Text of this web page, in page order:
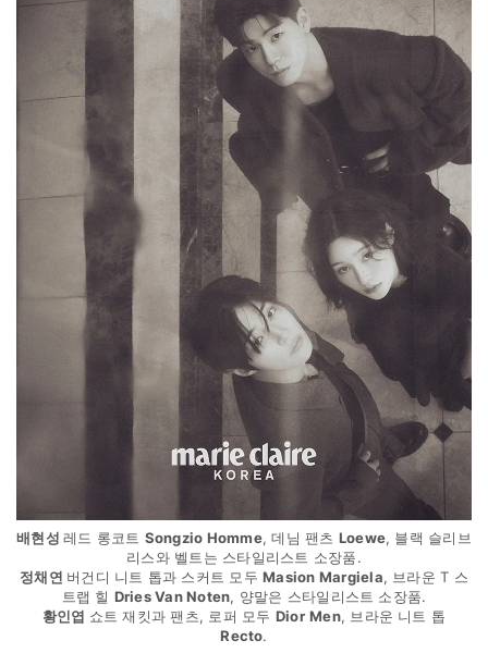
배현성레드 롱코트 Songzio Homme, 데님 팬츠 Loewe, 블랙 슬리브
리스와 벨트는 스타일리스트 소장품.
정채연 버건디 니트 톱과 스커트 모두Masion Margiela, 브라운 T 스
트랩 힐 Dries Van Noten, 양말은 스타일리스트 소장품.
황인엽 쇼트 재킷과 팬츠, 로퍼 모두 Dior Men, 브라운 니트 톱
Recto.